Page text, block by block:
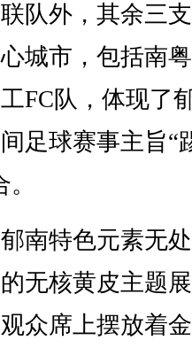
队外，其余三
城市，包括南
FC队，体现了
足球赛事主旨“
特色元素无
无核黄皮主题
众席上摆放着